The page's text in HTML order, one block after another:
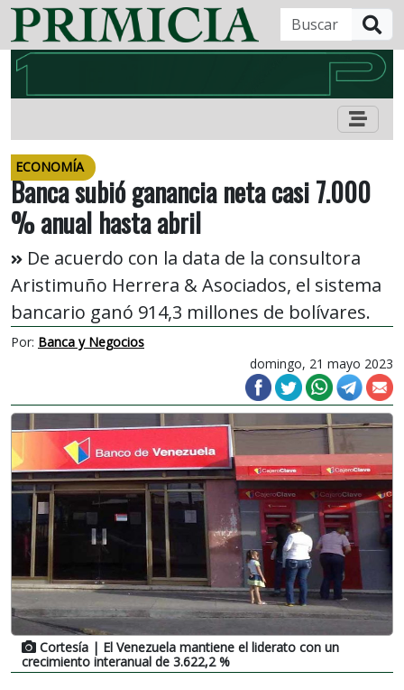
ECONOMÍA
Banca subió ganancia neta casi 7.000
% anual hasta abril
De acuerdo con la data de la consultora
Aristimuño Herrera & Asociados, el sistema
bancario ganó 914,3 millones de bolívares.
Por: Banca y Negocios
domingo, 21 mayo 2023
Cortesía | El Venezuela mantiene el liderato con un
crecimiento interanual de 3.622,2 %